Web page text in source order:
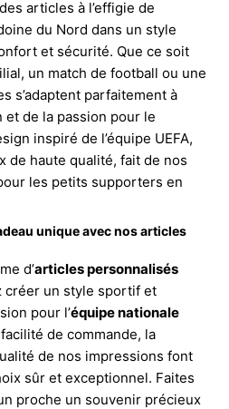
articles à l’effigie de
du Nord dans un style
et sécurité. Que ce soit
un match de football ou une
s’adaptent parfaitement à
et de la passion pour le
inspiré de l’équipe UEFA,
de haute qualité, fait de nos
les petits supporters en
unique avec nos articles
d’articles personnalisés
créer un style sportif et
pour l’équipe nationale
facilité de commande, la
de nos impressions font
sûr et exceptionnel. Faites
proche un souvenir précieux